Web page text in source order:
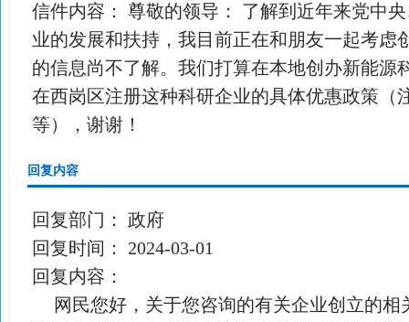
信件内容： 尊敬的领导： 了解到近年来党中
业的发展和扶持，我目前正在和朋友一起考虑
的信息尚不了解。我们打算在本地创办新能源
在西岗区注册这种科研企业的具体优惠政策（
等），谢谢！
回复内容
回复部门： 政府
回复时间：
2024-03-01
回复内容：
网民您好，关于您咨询的有关企业创立的